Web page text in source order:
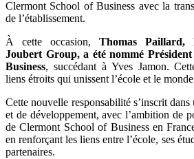
Clermont School of Business avec la
de l’établissement.
À cette occasion, Thomas Paillard,
Joubert Group, a été nommé
Business, succédant à Yves Jamon.
liens étroits qui unissent l’école et le
Cette nouvelle responsabilité s’inscrit
et de développement, avec l’ambition de
de Clermont School of Business en
en renforçant les liens entre l’école, ses
partenaires.